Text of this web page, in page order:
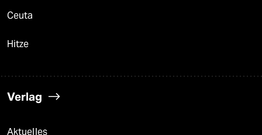
Ceuta
Hitze
Verlag
Aktuelles